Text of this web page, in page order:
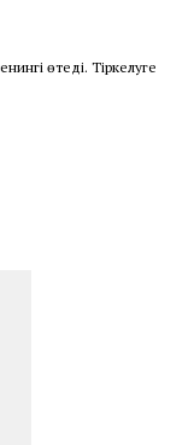
өтеді. Тіркелуге